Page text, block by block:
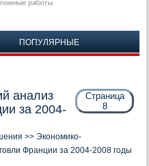
ПОПУЛЯРНЫЕ
Страница
8
анализ
за 2004-
>> Экономико-
Франции за 2004-2008 годы